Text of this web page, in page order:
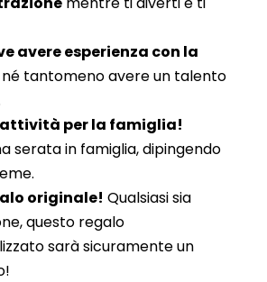
avere esperienza con la
né tantomeno avere un talento
per la famiglia!
serata in famiglia, dipingendo
originale! Qualsiasi sia
questo regalo
sarà sicuramente un